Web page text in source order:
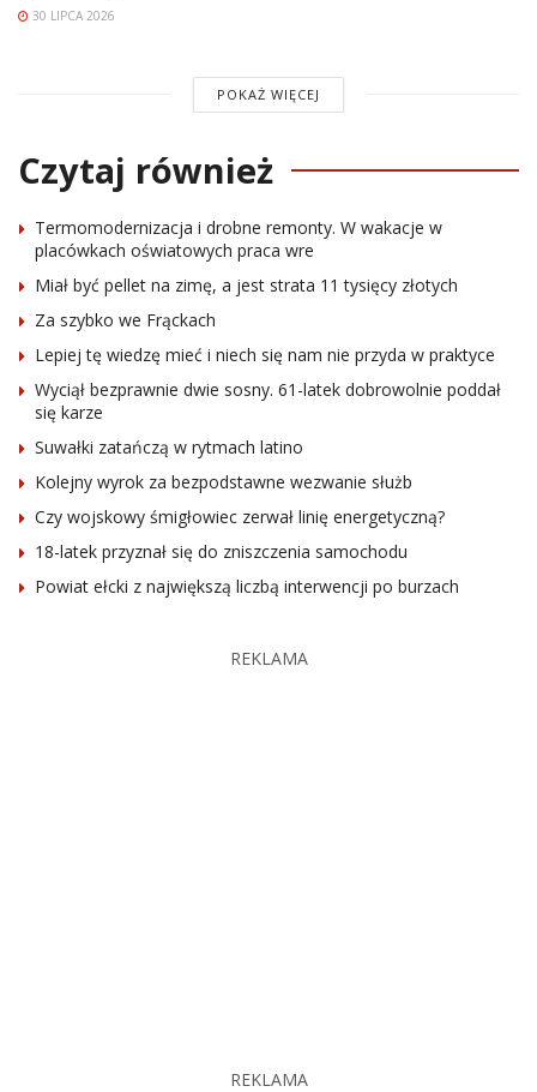
30 LIPCA 2026
POKAŻ WIĘCEJ
Czytaj również
Termomodernizacja i drobne remonty. W wakacje w
placówkach oświatowych praca wre
Miał być pellet na zimę, a jest strata 11 tysięcy złotych
Za szybko we Frąckach
Lepiej tę wiedzę mieć i niech się nam nie przyda w praktyce
Wyciął bezprawnie dwie sosny. 61-latek dobrowolnie poddał
się karze
Suwałki zatańczą w rytmach latino
Kolejny wyrok za bezpodstawne wezwanie służb
Czy wojskowy śmigłowiec zerwał linię energetyczną?
18-latek przyznał się do zniszczenia samochodu
Powiat ełcki z największą liczbą interwencji po burzach
REKLAMA
REKLAMA